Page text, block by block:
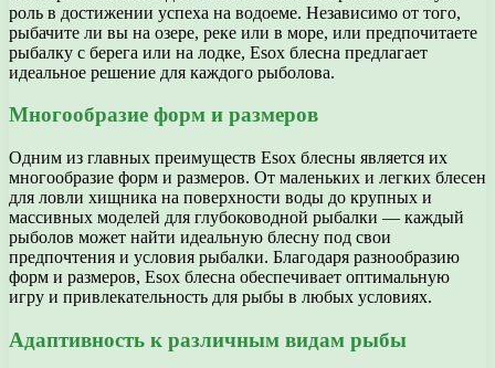
роль в достижении успеха на водоеме. Независимо от того,
рыбачите ли вы на озере, реке или в море, или предпочитаете
рыбалку с берега или на лодке, Esox блесна предлагает
идеальное решение для каждого рыболова.
Многообразие форм и размеров
Одним из главных преимуществ Esox блесны является их
многообразие форм и размеров. От маленьких и легких блесен
для ловли хищника на поверхности воды до крупных и
массивных моделей для глубоководной рыбалки — каждый
рыболов может найти идеальную блесну под свои
предпочтения и условия рыбалки. Благодаря разнообразию
форм и размеров, Esox блесна обеспечивает оптимальную
игру и привлекательность для рыбы в любых условиях.
Адаптивность к различным видам рыбы